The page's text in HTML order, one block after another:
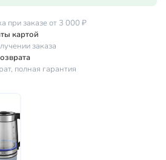
при заказе от 3 000 ₽
картой
заказа
полная гарантия